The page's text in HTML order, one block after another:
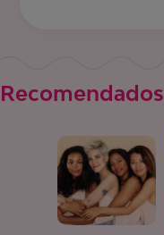
Recomendados